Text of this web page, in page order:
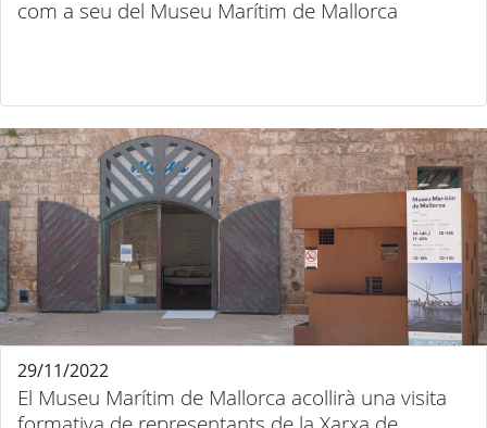
El Museu Marítim de Mallorca acollirà una visita
29/11/2022